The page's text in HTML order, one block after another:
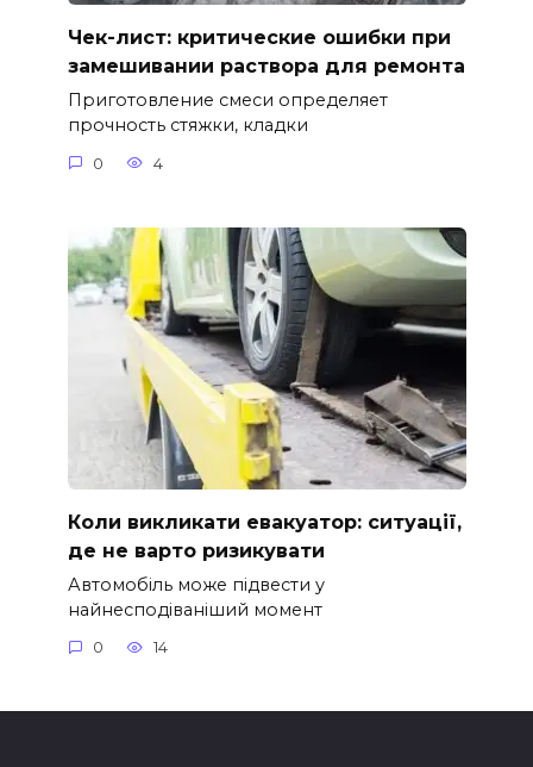
Чек-лист: критические ошибки при
замешивании раствора для ремонта
Приготовление смеси определяет
прочность стяжки, кладки
0 4
Коли викликати евакуатор: ситуації,
де не варто ризикувати
Автомобіль може підвести у
найнесподіваніший момент
0 14